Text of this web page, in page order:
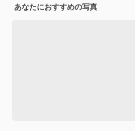
あなたにおすすめの写真